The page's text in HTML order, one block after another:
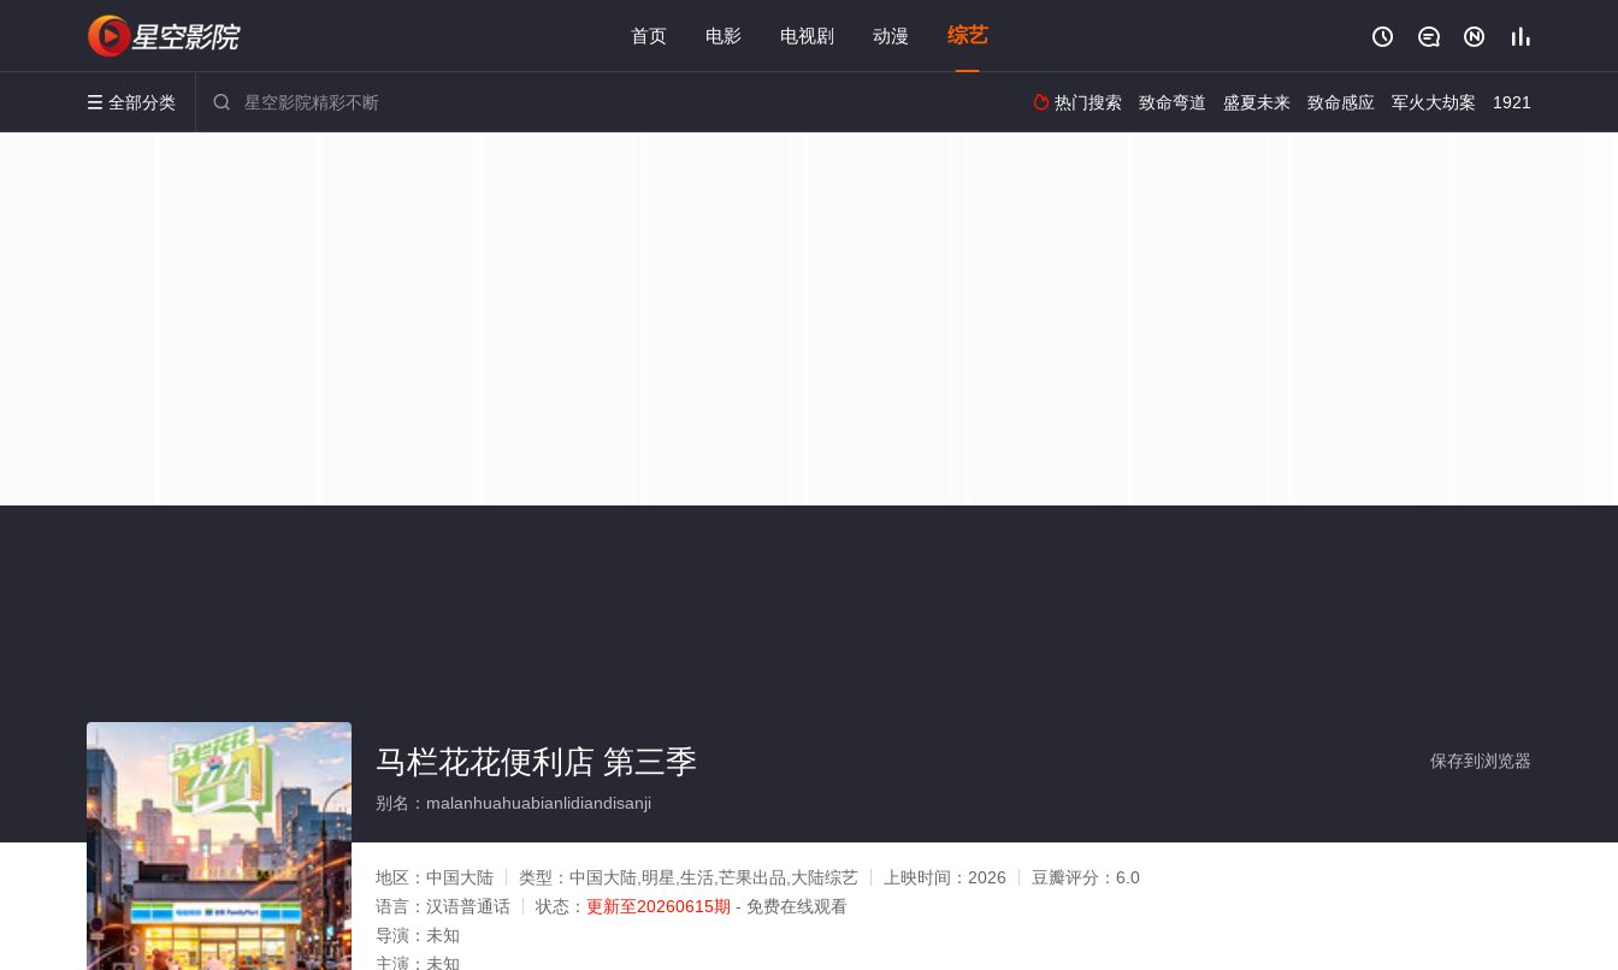
首页 电影 电视剧 动漫 综艺    
 全部分类   热门搜索 致命弯道 盛夏未来 致命感应 军火大劫案 1921
保存到浏览器
马栏花花便利店 第三季
别名：malanhuahuabianlidiandisanji
地区： 中国大陆 类型： 中国大陆,明星,生活,芒果出品,大陆综艺 上映时间： 2026 豆瓣评分： 6.0
语言： 汉语普通话 状态： 更新至20260615期 - 免费在线观看
导演： 未知
主演： 未知